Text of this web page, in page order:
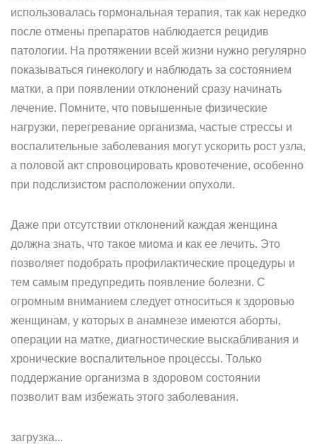
использовалась гормональная терапия, так как нередко
после отмены препаратов наблюдается рецидив
патологии. На протяжении всей жизни нужно регулярно
показываться гинекологу и наблюдать за состоянием
матки, а при появлении отклонений сразу начинать
лечение. Помните, что повышенные физические
нагрузки, перегревание организма, частые стрессы и
воспалительные заболевания могут ускорить рост узла,
а половой акт спровоцировать кровотечение, особенно
при подслизистом расположении опухоли.
Даже при отсутствии отклонений каждая женщина
должна знать, что такое миома и как ее лечить. Это
позволяет подобрать профилактические процедуры и
тем самым предупредить появление болезни. С
огромным вниманием следует относиться к здоровью
женщинам, у которых в анамнезе имеются аборты,
операции на матке, диагностические выскабливания и
хронические воспалительное процессы. Только
поддержание организма в здоровом состоянии
позволит вам избежать этого заболевания.
загрузка...